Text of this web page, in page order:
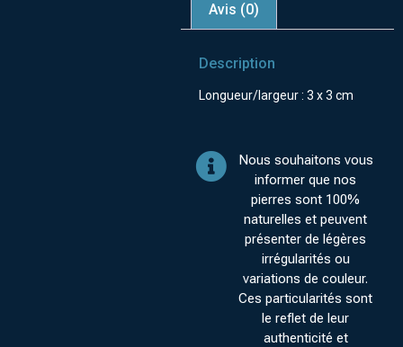
Avis (0)
Description
Longueur/largeur : 3 x 3 cm
Nous souhaitons vous
informer que nos
pierres sont 100%
naturelles et peuvent
présenter de légères
irrégularités ou
variations de couleur.
Ces particularités sont
le reflet de leur
authenticité et